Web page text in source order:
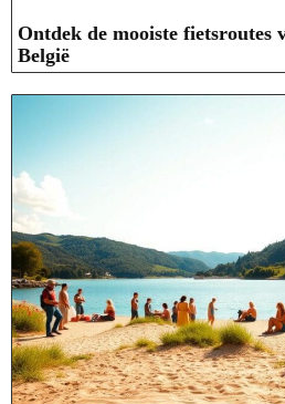
Ontdek de mooiste fietsroutes
België